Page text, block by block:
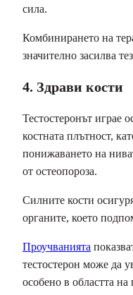
сила.
Комбинирането на
значително засилва
4. Здрави кости
Тестостеронът играе
костната плътност,
понижаването на
от остеопороза.
Силните кости
органите, което
Проучванията
тестостерон може да
особено в областта на